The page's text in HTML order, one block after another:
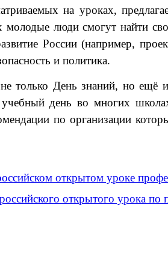
на уроках,
люди смогут найти
России (например,
и политика.
только День знаний, но ещё
день во многих
по организации
открытом уроке
открытого урока по